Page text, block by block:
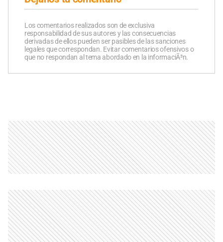
Los comentarios realizados son de exclusiva
responsabilidad de sus autores y las consecuencias
derivadas de ellos pueden ser pasibles de las sanciones
legales que correspondan. Evitar comentarios ofensivos o
que no respondan al tema abordado en la informaciÃ³n.